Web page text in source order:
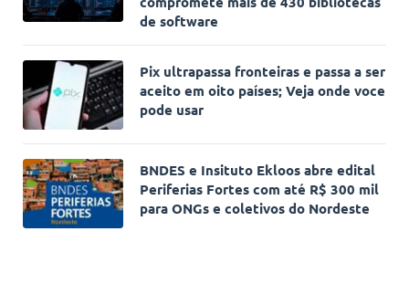
de software
Pix ultrapassa fronteiras e passa a ser
aceito em oito países; Veja onde voce
pode usar
BNDES e Insituto Ekloos abre edital
Periferias Fortes com até R$ 300 mil
para ONGs e coletivos do Nordeste